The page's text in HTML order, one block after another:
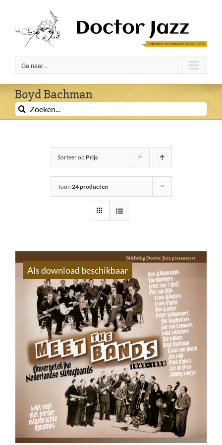
inhoud
Ga naar...
Boyd Bachman
Zoeken
naar:
Sorteer op Prijs
Toon 24 producten
Als download beschikbaar